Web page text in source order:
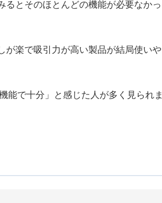
るとそのほとんどの機能が必要なかっ
が楽で吸引力が高い製品が結局使いや
能で十分」と感じた人が多く見られま